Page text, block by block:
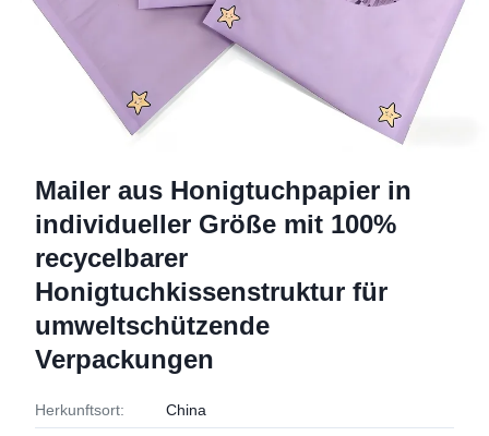
Mailer aus Honigtuchpapier in
individueller Größe mit 100%
recycelbarer
Honigtuchkissenstruktur für
umweltschützende
Verpackungen
Herkunftsort: China